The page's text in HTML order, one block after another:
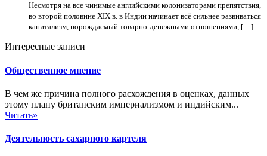
Несмотря на все чинимые английскими колонизаторами препятствия,
во второй половине XIX в. в Индии начинает всё сильнее развиваться
капитализм, порождаемый товарно-денежными отношениями, […]
Интересные записи
Общественное мнение
В чем же причина полного расхождения в оценках, данных
этому плану британским империализмом и индийским...
Читать»
Деятельность сахарного картеля